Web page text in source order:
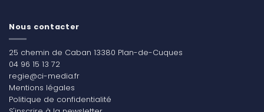
Nous contacter
25 chemin de Caban 13380 Plan-de-Cuques
04 96 15 13 72
regie@ci-media.fr
Mentions légales
Politique de confidentialité